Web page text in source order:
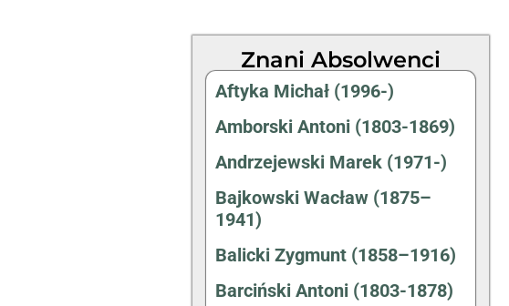
Znani Absolwenci
Aftyka Michał (1996-)
Amborski Antoni (1803-1869)
Andrzejewski Marek (1971-)
Bajkowski Wacław (1875–
1941)
Balicki Zygmunt (1858–1916)
Barciński Antoni (1803-1878)